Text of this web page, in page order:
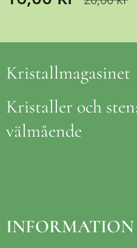
Kristallmagasinet
Kristaller och
välmående
INFORMATION